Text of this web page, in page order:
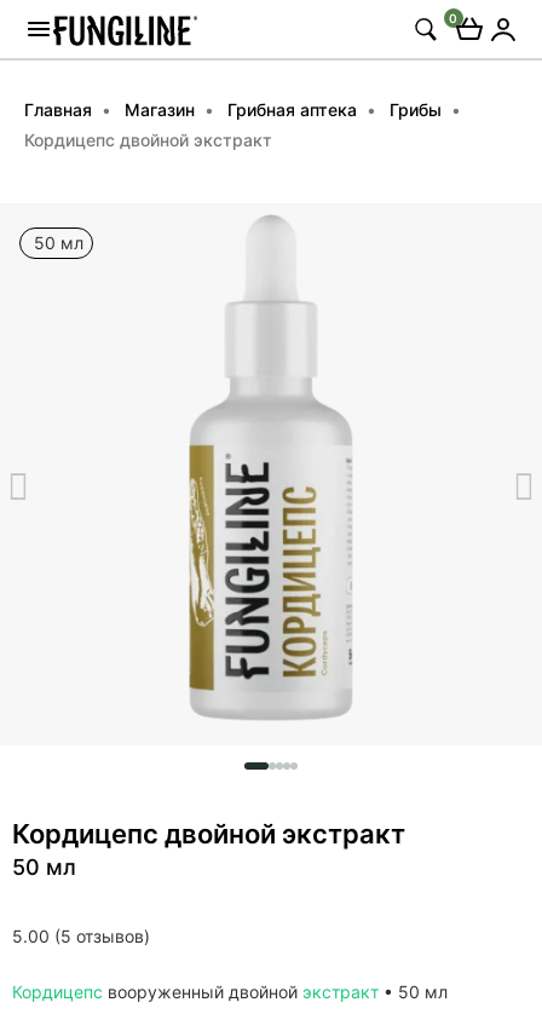
0
Главная Магазин Грибная аптека
Грибы
Кордицепс двойной экстракт
50 мл
5.00 (5 отзывов)
Кордицепс двойной экстракт
50 мл
Кордицепс вооруженный двойной экстракт • 50 мл